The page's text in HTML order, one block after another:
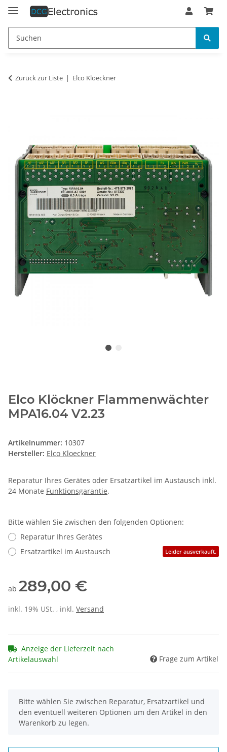
Zurück zur Liste Elco Kloeckner
Elco Klöckner Flammenwächter
MPA16.04 V2.23
Artikelnummer: 10307
Hersteller: Elco Kloeckner
Reparatur Ihres Gerätes oder Ersatzartikel im Austausch inkl.
24 Monate Funktionsgarantie.
Bitte wählen Sie zwischen den folgenden Optionen:
Reparatur Ihres Gerätes
Ersatzartikel im Austausch
Leider ausverkauft.
ab 289,00 €
inkl. 19% USt. , inkl. Versand
Anzeige der Lieferzeit nach
Artikelauswahl
Frage zum Artikel
x
Bitte wählen Sie zwischen Reparatur, Ersatzartikel und
den eventuell weiteren Optionen um den Artikel in den
Warenkorb zu legen.